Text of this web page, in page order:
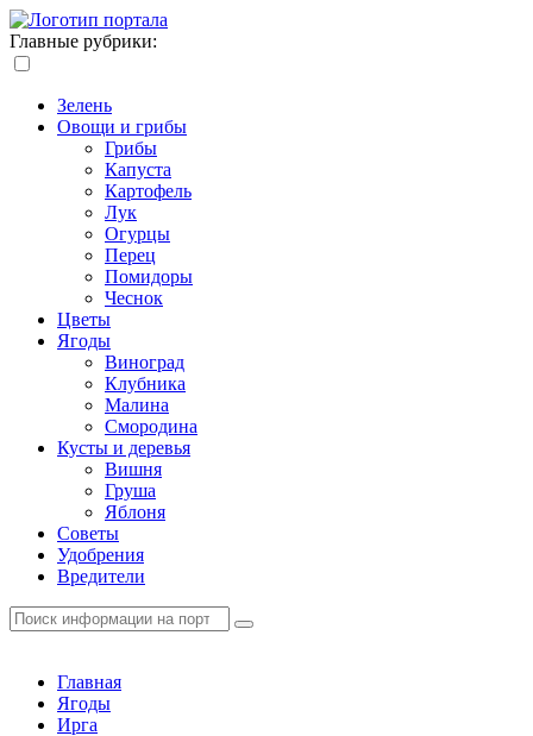
Главные рубрики:
Зелень
Овощи и грибы
Грибы
Капуста
Картофель
Лук
Огурцы
Перец
Помидоры
Чеснок
Цветы
Ягоды
Виноград
Клубника
Малина
Смородина
Кусты и деревья
Вишня
Груша
Яблоня
Советы
Удобрения
Вредители
Главная
Ягоды
Ирга